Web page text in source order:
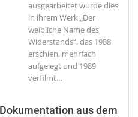
ausgearbeitet wurde dies
in ihrem Werk „Der
weibliche Name des
Widerstands“, das 1988
erschien, mehrfach
aufgelegt und 1989
verfilmt…
aus dem